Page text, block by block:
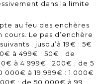
dans la limite
au feu des enchères
Le pas d’enchère
: jusqu’à 19€ : 5€
à 499€ : 50€ ; de
à 4 999€ : 200€ ; de 5
000€ à 19 999€ : 1 000€
; de 50 000€ à 99